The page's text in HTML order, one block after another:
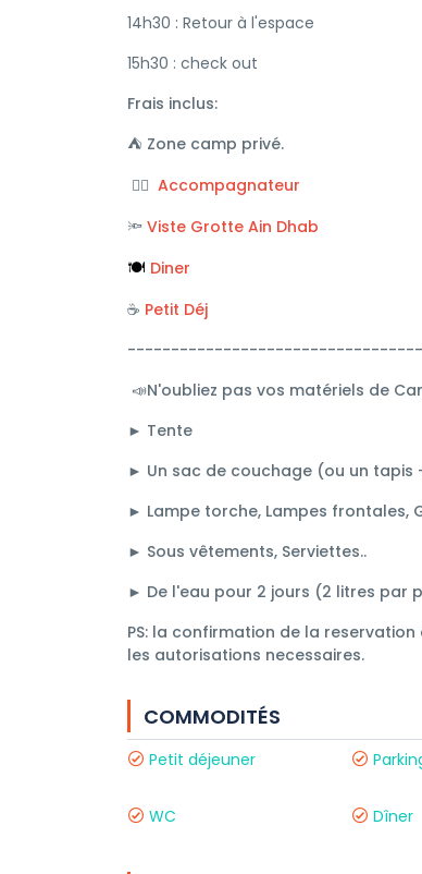
14h30 : Retour à l'espace
15h30 : check out
Frais inclus:
⛺️ Zone camp privé.
🚶‍♀️ Accompagnateur
🔦 Viste Grotte Ain Dhab
🍽️ Diner
☕ Petit Déj
📣N'oubliez pas vos matériels de
► Tente
► Un sac de couchage (ou un tapis
► Lampe torche, Lampes frontales,
► Sous vêtements, Serviettes..
► De l'eau pour 2 jours (2 litres par
PS: la confirmation de la
les autorisations necessaires.
COMMODITÉS
Petit déjeuner
WC Dîner